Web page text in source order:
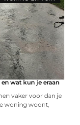
wat kun je eraan
vaker voor dan je
woning woont,